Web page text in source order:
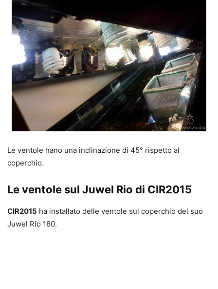
Le ventole hano una inclinazione di 45° rispetto al
coperchio.
Le ventole sul Juwel Rio di CIR2015
CIR2015 ha installato delle ventole sul coperchio del suo
Juwel Rio 180.